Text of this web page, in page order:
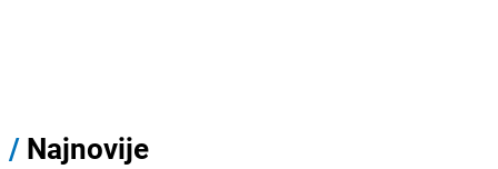
/ Najnovije